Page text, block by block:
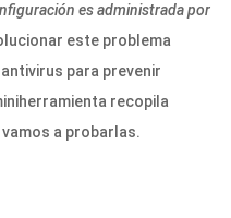
es administrada por
este problema
para prevenir
recopila
a probarlas.